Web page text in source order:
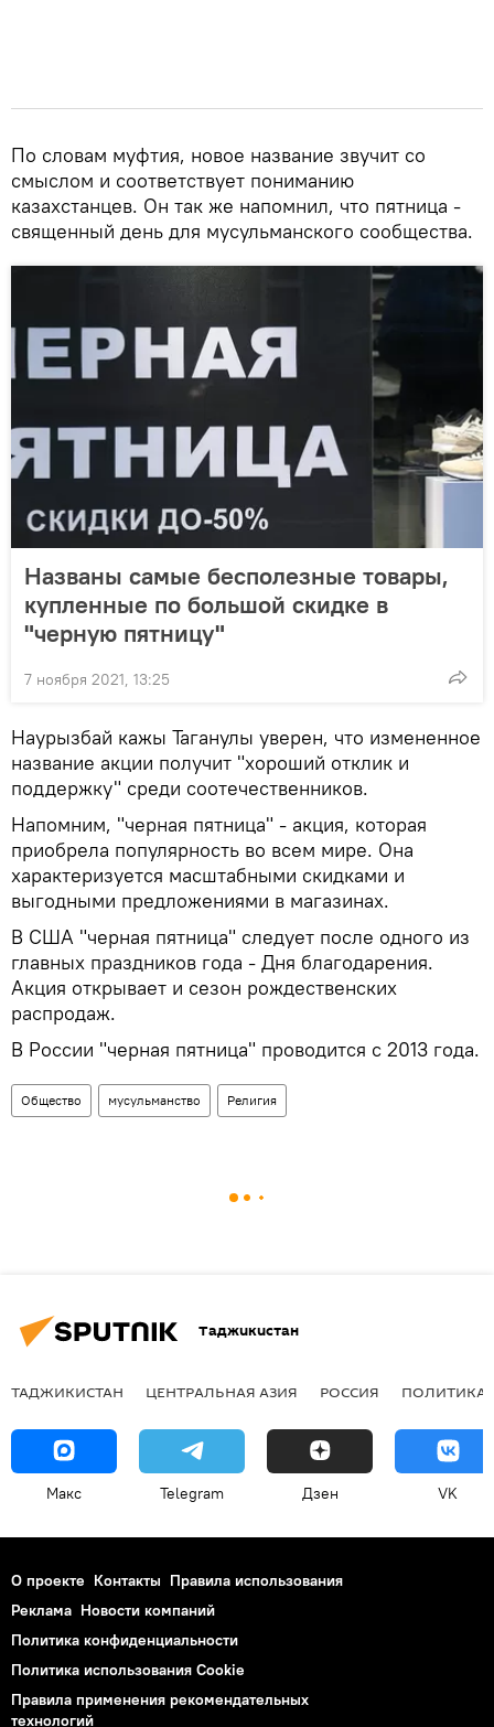
По словам муфтия, новое название звучит со
смыслом и соответствует пониманию
казахстанцев. Он так же напомнил, что пятница -
священный день для мусульманского сообщества.
Названы самые бесполезные товары,
купленные по большой скидке в
"черную пятницу"
7 ноября 2021, 13:25
Наурызбай кажы Таганулы уверен, что измененное
название акции получит "хороший отклик и
поддержку" среди соотечественников.
Напомним, "черная пятница" - акция, которая
приобрела популярность во всем мире. Она
характеризуется масштабными скидками и
выгодными предложениями в магазинах.
В США "черная пятница" следует после одного из
главных праздников года - Дня благодарения.
Акция открывает и сезон рождественских
распродаж.
В России "черная пятница" проводится с 2013 года.
Общество мусульманство Религия
Таджикистан
ТАДЖИКИСТАН ЦЕНТРАЛЬНАЯ АЗИЯ РОССИЯ ПОЛИТИКА
Макс Telegram Дзен VK
О проекте Контакты Правила использования
Реклама Новости компаний
Политика конфиденциальности
Политика использования Cookie
Правила применения рекомендательных
технологий